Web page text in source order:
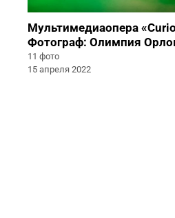
Мультимедиаопера
Фотограф: Олимпия
11 фото
15 апреля 2022